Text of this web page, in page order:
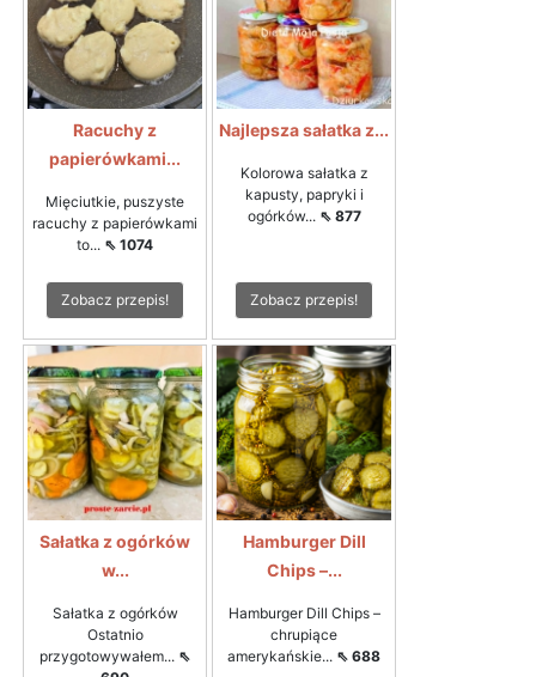
Racuchy z
papierówkami...
Mięciutkie, puszyste
racuchy z papierówkami
to... ⇖ 1074
Zobacz przepis!
Najlepsza sałatka z...
Kolorowa sałatka z
kapusty, papryki i
ogórków... ⇖ 877
Zobacz przepis!
Sałatka z ogórków
w...
Sałatka z ogórków
Ostatnio
przygotowywałem... ⇖
Hamburger Dill
Chips –...
Hamburger Dill Chips –
chrupiące
amerykańskie... ⇖ 688